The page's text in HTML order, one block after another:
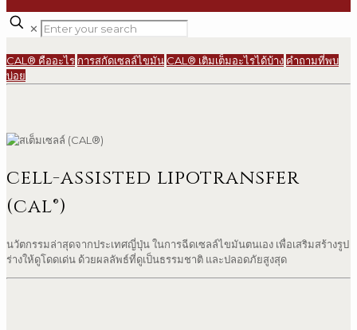
✕
CAL® คืออะไร การสกัดเซลล์ไขมัน CAL® เติมเต็มอะไรได้บ้าง คำถามที่พบ
บ่อย
cell-assisted lipotransfer
(cal®)
นวัตกรรมล่าสุดจากประเทศญี่ปุ่น ในการฉีดเซลล์ไขมันตนเอง เพื่อเสริมสร้างรูป
ร่างให้ดูโดดเด่น ด้วยผลลัพธ์ที่ดูเป็นธรรมชาติ และปลอดภัยสูงสุด